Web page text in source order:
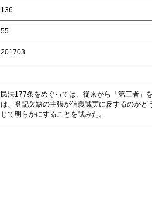
136
55
201703
民法177条をめぐっては、従来から「第三者」
は、登記欠缺の主張が信義誠実に反するのか
じて明らかにすることを試みた。